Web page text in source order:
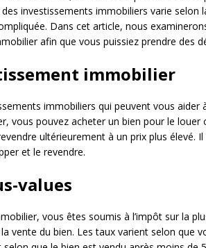
investissements immobiliers varie selon
Dans cet article, nous
afin que vous puissiez prendre des
immobilier
immobiliers qui peuvent vous
vous pouvez acheter un bien pour le louer
ultérieurement à un prix plus élevé.
et le revendre.
values
vous êtes soumis à l’impôt sur la
la vente du bien. Les taux varient selon que